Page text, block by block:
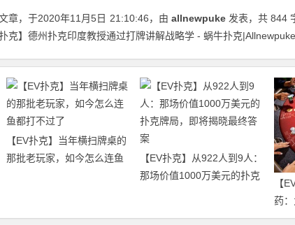
章，于2020年11月5日 21:10:46，由 allnewpuke 发表，共 844
扑克】德州扑克印度教授通过打牌讲解战略学 - 蜗牛扑克|Allnewpuke
【EV扑克】当年横扫牌桌的
那批老玩家，如今怎么连鱼
【EV扑克】从922人到9人：
那场价值1000万美元的扑克
【
药
输